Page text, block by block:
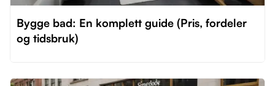
Bygge bad: En komplett guide (Pris, fordeler
og tidsbruk)